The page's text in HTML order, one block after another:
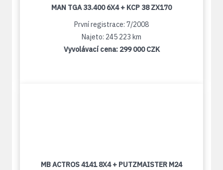
MAN TGA 33.400 6X4 + KCP 38 ZX170
První registrace: 7/2008
Najeto: 245 223 km
Vyvolávací cena: 299 000 CZK
MB ACTROS 4141 8X4 + PUTZMAISTER M24